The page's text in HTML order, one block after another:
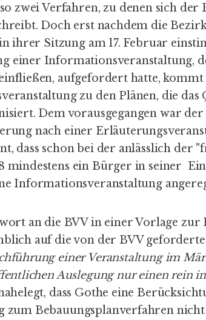
zwei Verfahren, zu denen sich
Doch erst nachdem die
ihrer Sitzung am 17. Februar
einer Informationsveranstaltung,
aufgefordert hatte, kommt
zu den Plänen, die
Dem vorausgegangen war
nach einer
dass schon bei der anlässlich
mindestens ein Bürger in seiner
Informationsveranstaltung
an die BVV in einer Vorlage
auf die von der BVV
einer Veranstaltung im
Auslegung nur einen rein
dass Gothe eine
zum Bebauungsplanverfahren